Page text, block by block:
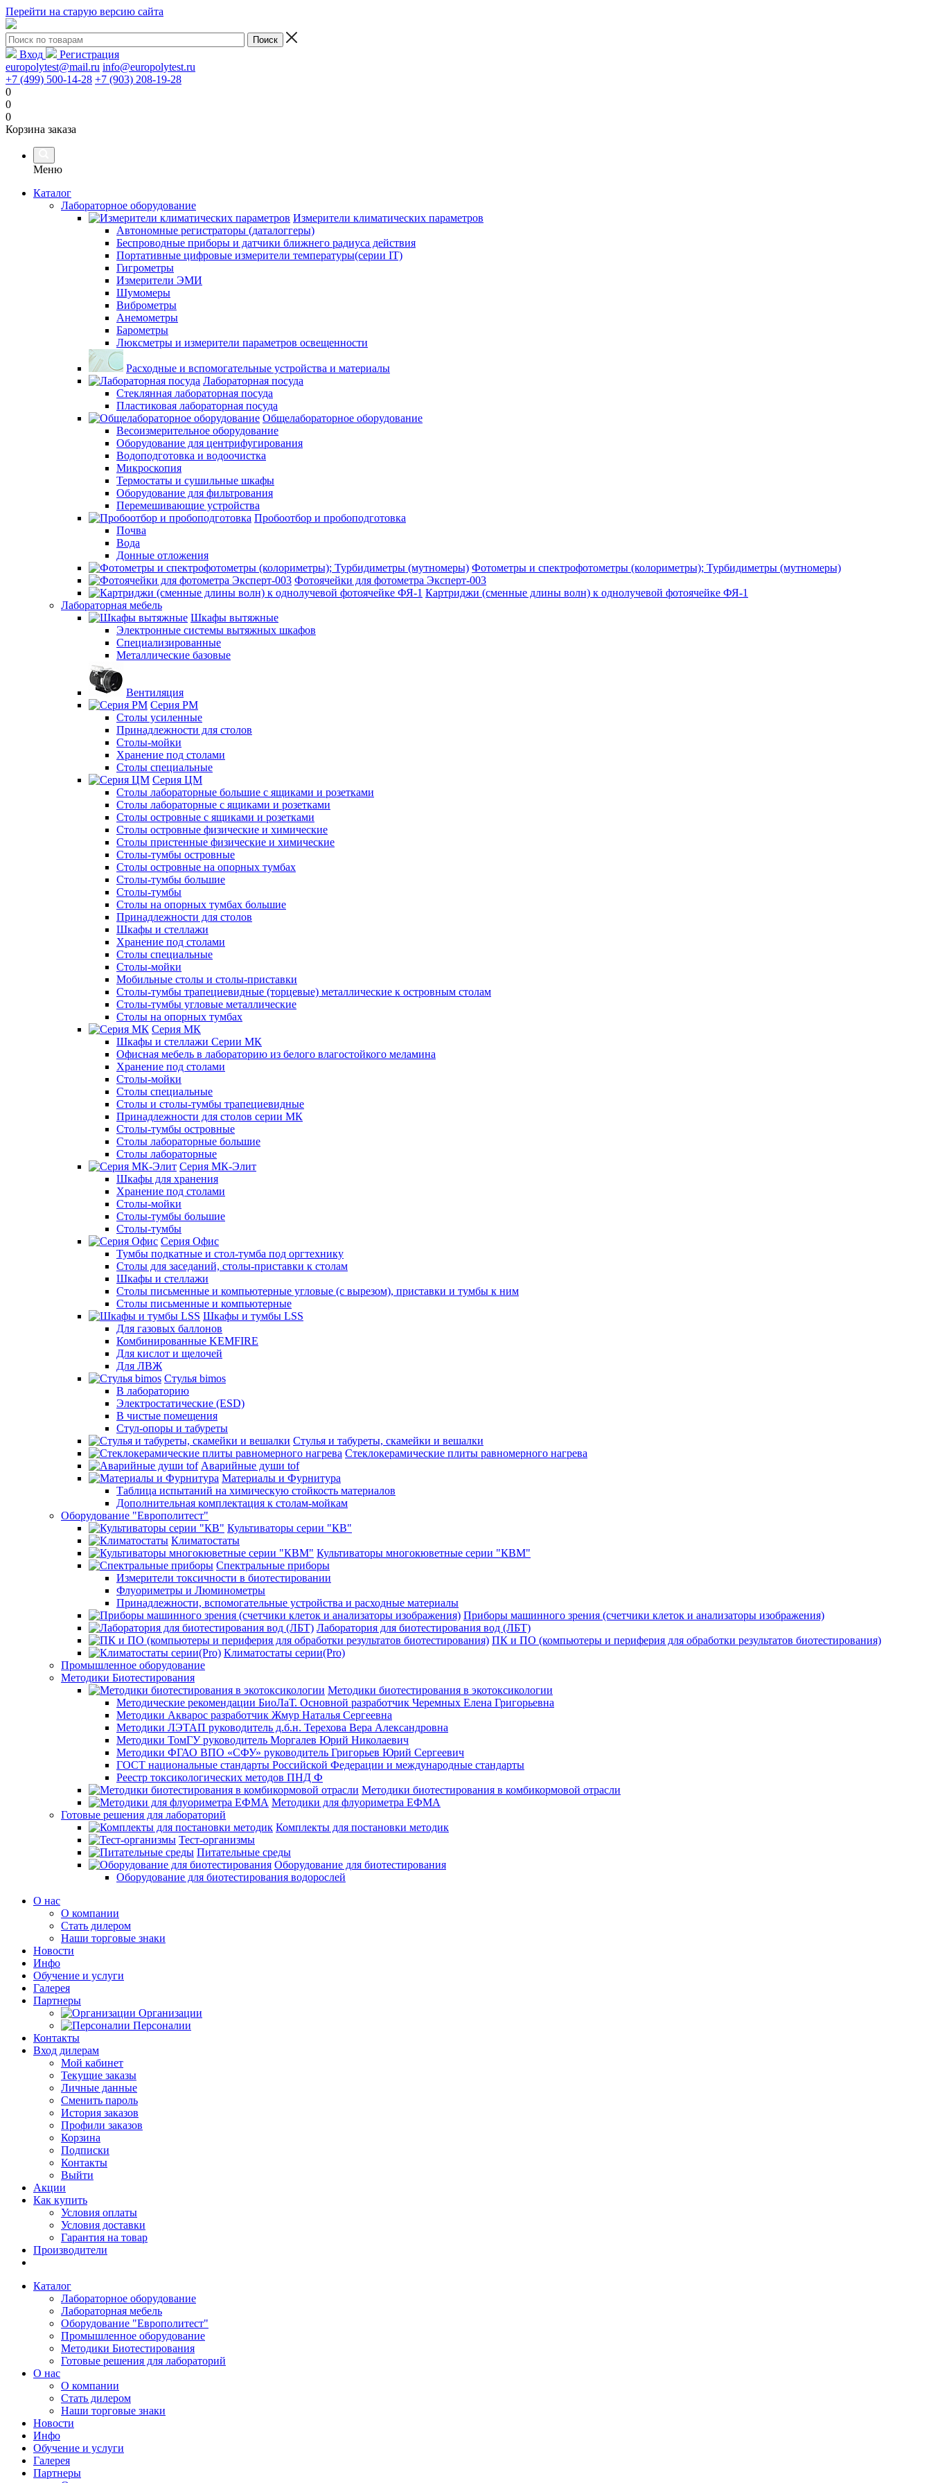
Перейти на старую версию сайта
Вход
Регистрация
europolytest@mail.ru info@europolytest.ru
+7 (499) 500-14-28 +7 (903) 208-19-28
0
0
0
Корзина заказа
Меню
Каталог
Лабораторное оборудование
Измерители климатических параметров
Автономные регистраторы (даталоггеры)
Беспроводные приборы и датчики ближнего радиуса действия
Портативные цифровые измерители температуры(серии IT)
Гигрометры
Измерители ЭМИ
Шумомеры
Виброметры
Анемометры
Барометры
Люксметры и измерители параметров освещенности
Расходные и вспомогательные устройства и материалы
Лабораторная посуда
Стеклянная лабораторная посуда
Пластиковая лабораторная посуда
Общелабораторное оборудование
Весоизмерительное оборудование
Оборудование для центрифугирования
Водоподготовка и водоочистка
Микроскопия
Термостаты и сушильные шкафы
Оборудование для фильтрования
Перемешивающие устройства
Пробоотбор и пробоподготовка
Почва
Вода
Донные отложения
Фотометры и спектрофотометры (колориметры); Турбидиметры (мутномеры)
Фотоячейки для фотометра Эксперт-003
Картриджи (сменные длины волн) к однолучевой фотоячейке ФЯ-1
Лабораторная мебель
Шкафы вытяжные
Электронные системы вытяжных шкафов
Специализированные
Металлические базовые
Вентиляция
Серия РМ
Столы усиленные
Принадлежности для столов
Столы-мойки
Хранение под столами
Столы специальные
Серия ЦМ
Столы лабораторные большие с ящиками и розетками
Столы лабораторные с ящиками и розетками
Столы островные с ящиками и розетками
Столы островные физические и химические
Столы пристенные физические и химические
Столы-тумбы островные
Столы островные на опорных тумбах
Столы-тумбы большие
Столы-тумбы
Столы на опорных тумбах большие
Принадлежности для столов
Шкафы и стеллажи
Хранение под столами
Столы специальные
Столы-мойки
Мобильные столы и столы-приставки
Столы-тумбы трапециевидные (торцевые) металлические к островным столам
Столы-тумбы угловые металлические
Столы на опорных тумбах
Серия МК
Шкафы и стеллажи Серии МК
Офисная мебель в лабораторию из белого влагостойкого меламина
Хранение под столами
Столы-мойки
Столы специальные
Столы и столы-тумбы трапециевидные
Принадлежности для столов серии МК
Столы-тумбы островные
Столы лабораторные большие
Столы лабораторные
Серия МК-Элит
Шкафы для хранения
Хранение под столами
Столы-мойки
Столы-тумбы большие
Столы-тумбы
Серия Офис
Тумбы подкатные и стол-тумба под оргтехнику
Столы для заседаний, столы-приставки к столам
Шкафы и стеллажи
Столы письменные и компьютерные угловые (с вырезом), приставки и тумбы к ним
Столы письменные и компьютерные
Шкафы и тумбы LSS
Для газовых баллонов
Комбинированные KEMFIRE
Для кислот и щелочей
Для ЛВЖ
Стулья bimos
В лабораторию
Электростатические (ESD)
В чистые помещения
Стул-опоры и табуреты
Стулья и табуреты, скамейки и вешалки
Стеклокерамические плиты равномерного нагрева
Аварийные души tof
Материалы и Фурнитура
Таблица испытаний на химическую стойкость материалов
Дополнительная комплектация к столам-мойкам
Оборудование "Европолитест"
Культиваторы серии "КВ"
Климатостаты
Культиваторы многокюветные серии "КВМ"
Спектральные приборы
Измерители токсичности в биотестировании
Флуориметры и Люминометры
Принадлежности, вспомогательные устройства и расходные материалы
Приборы машинного зрения (счетчики клеток и анализаторы изображения)
Лаборатория для биотестирования вод (ЛБТ)
ПК и ПО (компьютеры и периферия для обработки результатов биотестирования)
Климатостаты серии(Pro)
Промышленное оборудование
Методики Биотестирования
Методики биотестирования в экотоксикологии
Методические рекомендации БиоЛаТ. Основной разработчик Черемных Елена Григорьевна
Методики Акварос разработчик Жмур Наталья Сергеевна
Методики ЛЭТАП руководитель д.б.н. Терехова Вера Александровна
Методики ТомГУ руководитель Моргалев Юрий Николаевич
Методики ФГАО ВПО «СФУ» руководитель Григорьев Юрий Сергеевич
ГОСТ национальные стандарты Российской Федерации и международные стандарты
Реестр токсикологических методов ПНД Ф
Методики биотестирования в комбикормовой отрасли
Методики для флуориметра ЕФМА
Готовые решения для лабораторий
Комплекты для постановки методик
Тест-организмы
Питательные среды
Оборудование для биотестирования
Оборудование для биотестирования водорослей
О нас
О компании
Стать дилером
Наши торговые знаки
Новости
Инфо
Обучение и услуги
Галерея
Партнеры
Организации
Персоналии
Контакты
Вход дилерам
Мой кабинет
Текущие заказы
Личные данные
Сменить пароль
История заказов
Профили заказов
Корзина
Подписки
Контакты
Выйти
Акции
Как купить
Условия оплаты
Условия доставки
Гарантия на товар
Производители
Каталог
Лабораторное оборудование
Лабораторная мебель
Оборудование "Европолитест"
Промышленное оборудование
Методики Биотестирования
Готовые решения для лабораторий
О нас
О компании
Стать дилером
Наши торговые знаки
Новости
Инфо
Обучение и услуги
Галерея
Партнеры